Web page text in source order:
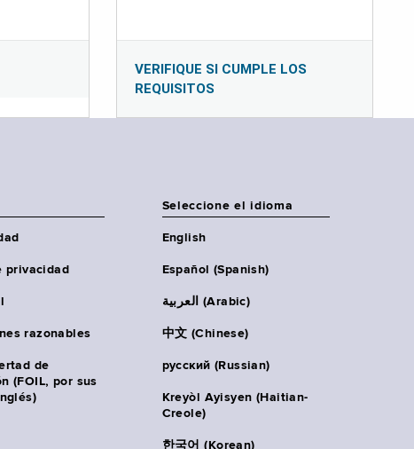
VERIFIQUE SI CUMPLE LOS
REQUISITOS
privacidad
razonables
de
(FOIL, por sus
Seleccione el idioma
English
Español (Spanish)
العربية (Arabic)
中文 (Chinese)
русский (Russian)
Kreyòl Ayisyen (Haitian-
Creole)
한국어 (Korean)